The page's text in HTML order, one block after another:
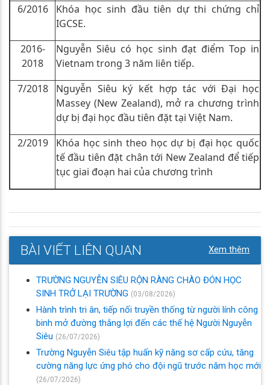
6/2016
Khóa học sinh đầu tiên dự thi chứng chỉ
IGCSE.
2016-
2018
Nguyễn Siêu có học sinh đạt điểm Top in
Vietnam trong 3 năm liên tiếp.
7/2018
Nguyễn Siêu ký kết hợp tác với Đại học
Massey (New Zealand), mở ra chương trình
dự bị đại học đầu tiên đặt tại Việt Nam.
2/2019
Khóa học sinh theo học dự bị đại học quốc
tế đầu tiên đặt chân tới New Zealand để tiếp
tục giai đoạn hai của chương trình
BÀI VIẾT LIÊN QUAN Xem thêm
TRƯỜNG NGUYỄN SIÊU RỘN RÀNG CHÀO ĐÓN HỌC
SINH TRỞ LẠI TRƯỜNG (03/08/2026)
Hành trình tri ân, tiếp nối truyền thống từ người lính công
binh mở đường thắng lợi đến các thế hệ Người Nguyễn
Siêu (26/07/2026)
Trường Nguyễn Siêu tập huấn kỹ năng sơ cấp cứu, tăng
cường năng lực ứng phó cho đội ngũ trước năm học mới
(26/07/2026)